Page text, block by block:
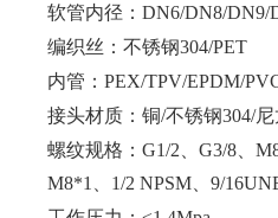
软管内径：DN6/DN8/DN9/
编织丝：不锈钢304/PET
内管：PEX/TPV/EPDM/
接头材质：铜/不锈钢304/尼
螺纹规格：G1/2、G3/8、
M8*1、1/2 NPSM、9/